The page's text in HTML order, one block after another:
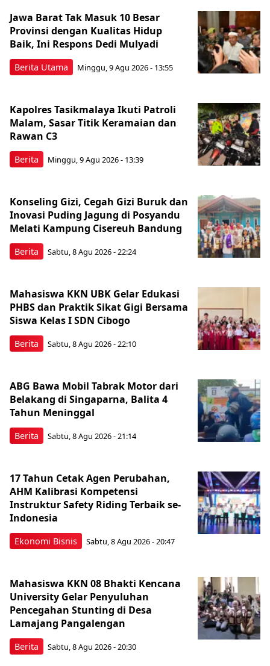
Berita Utama
Jawa Barat Tak Masuk 10 Besar
Provinsi dengan Kualitas Hidup
Baik, Ini Respons Dedi Mulyadi
Minggu, 9 Agu 2026 - 13:55
Berita
Kapolres Tasikmalaya Ikuti Patroli
Malam, Sasar Titik Keramaian dan
Rawan C3
Minggu, 9 Agu 2026 - 13:39
Berita
Konseling Gizi, Cegah Gizi Buruk dan
Inovasi Puding Jagung di Posyandu
Melati Kampung Cisereuh Bandung
Sabtu, 8 Agu 2026 - 22:24
Berita
Mahasiswa KKN UBK Gelar Edukasi
PHBS dan Praktik Sikat Gigi Bersama
Siswa Kelas I SDN Cibogo
Sabtu, 8 Agu 2026 - 22:10
Berita
ABG Bawa Mobil Tabrak Motor dari
Belakang di Singaparna, Balita 4
Tahun Meninggal
Sabtu, 8 Agu 2026 - 21:14
Ekonomi Bisnis
17 Tahun Cetak Agen Perubahan,
AHM Kalibrasi Kompetensi
Instruktur Safety Riding Terbaik se-
Indonesia
Sabtu, 8 Agu 2026 - 20:47
Berita
Mahasiswa KKN 08 Bhakti Kencana
University Gelar Penyuluhan
Pencegahan Stunting di Desa
Lamajang Pangalengan
Sabtu, 8 Agu 2026 - 20:30